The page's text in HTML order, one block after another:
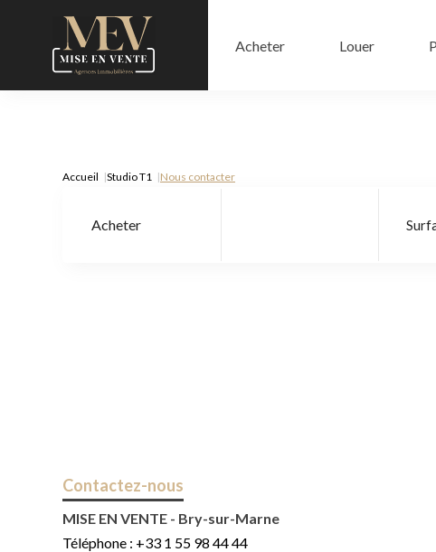
Acheter Louer
Accueil Studio T1 Nous contacter
Acheter
Contactez-nous
MISE EN VENTE - Bry-sur-Marne
Téléphone : +33 1 55 98 44 44